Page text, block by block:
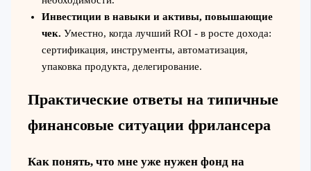
Инвестиции в навыки и активы, повышающие
чек. Уместно, когда лучший ROI - в росте дохода:
сертификация, инструменты, автоматизация,
упаковка продукта, делегирование.
Практические ответы на типичные
финансовые ситуации фрилансера
Как понять, что мне уже нужен фонд на